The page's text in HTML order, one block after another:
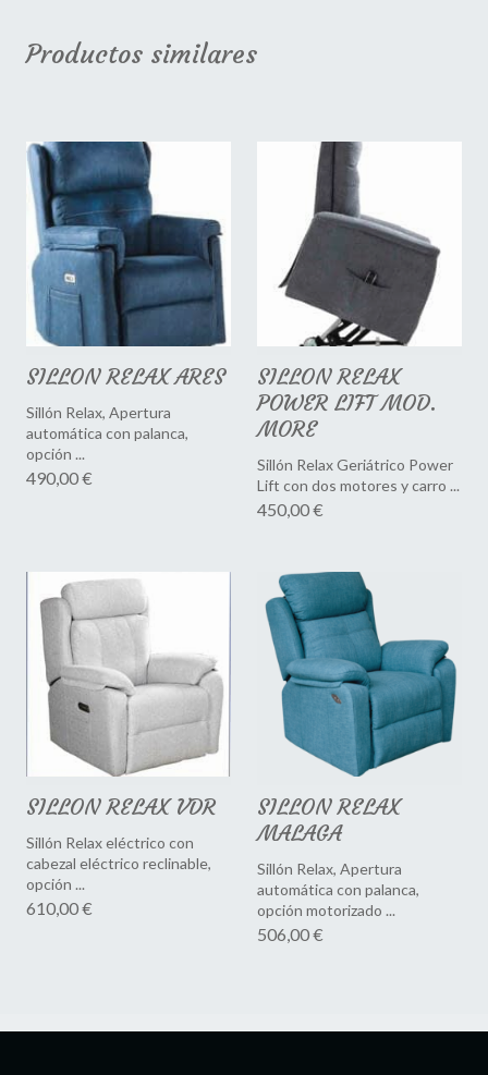
Productos similares
SILLON RELAX ARES
Sillón Relax, Apertura
automática con palanca,
opción ...
490,00 €
SILLON RELAX
POWER LIFT MOD.
MORE
Sillón Relax Geriátrico Power
Lift con dos motores y carro ...
450,00 €
SILLON RELAX VDR
Sillón Relax eléctrico con
cabezal eléctrico reclinable,
opción ...
610,00 €
SILLON RELAX
MALAGA
Sillón Relax, Apertura
automática con palanca,
opción motorizado ...
506,00 €